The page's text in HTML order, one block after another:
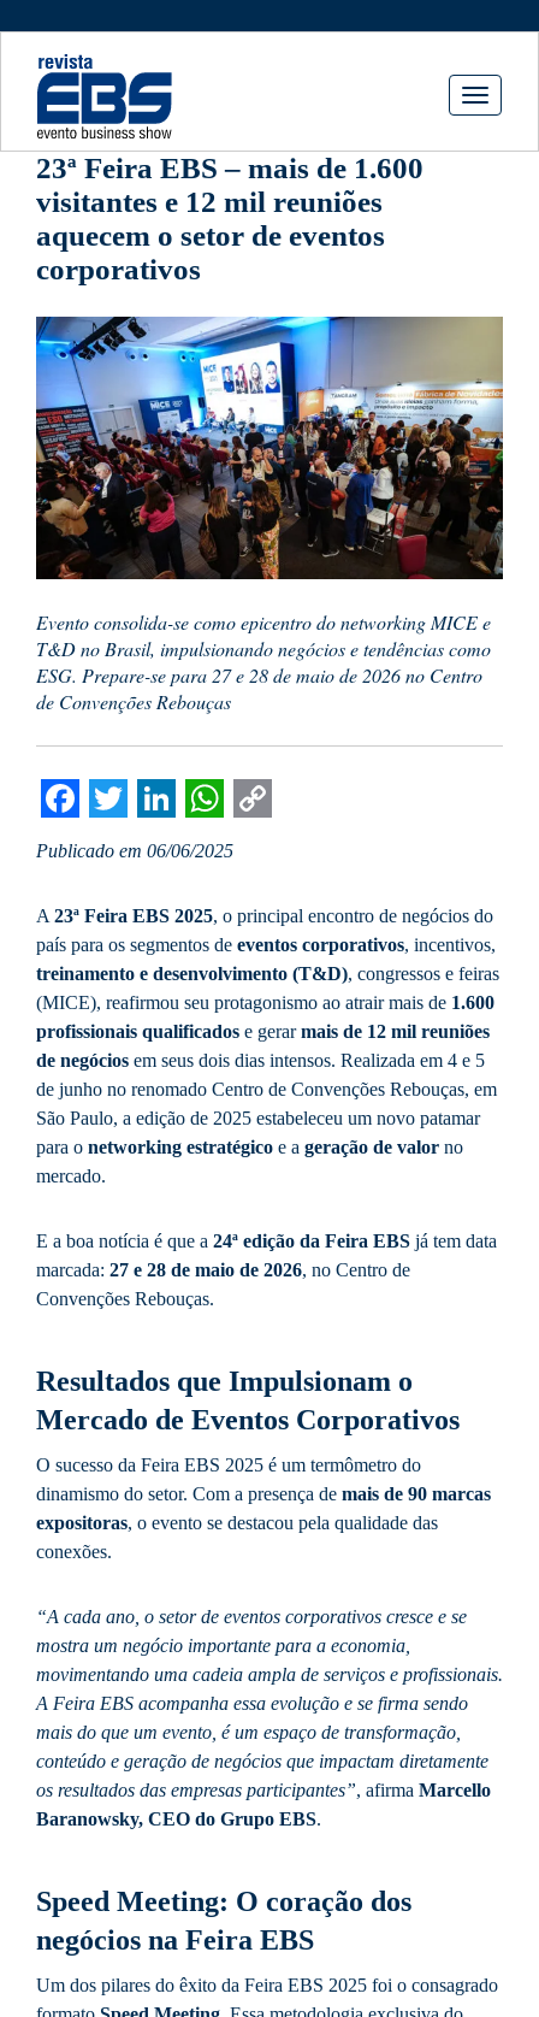
Toggle
23ª Feira EBS – mais de 1.600
visitantes e 12 mil reuniões
aquecem o setor de eventos
corporativos
Evento consolida-se como epicentro do networking MICE e
T&D no Brasil, impulsionando negócios e tendências como
ESG. Prepare-se para 27 e 28 de maio de 2026 no Centro
de Convenções Rebouças
Facebook
Twitter
LinkedIn
WhatsApp
Publicado em 06/06/2025
A 23ª Feira EBS 2025, o principal encontro de negócios do
país para os segmentos de eventos corporativos, incentivos,
treinamento e desenvolvimento (T&D), congressos e feiras
(MICE), reafirmou seu protagonismo ao atrair mais de 1.600
profissionais qualificados e gerarmais de 12 mil reuniões
de negócios em seus dois dias intensos. Realizada em 4 e 5
de junho no renomado Centro de Convenções Rebouças, em
São Paulo, a edição de 2025 estabeleceu um novo patamar
para o networking estratégico e a geração de valor no
mercado.
E a boa notícia é que a 24ª edição da Feira EBS já tem data
marcada: 27 e 28 de maio de 2026, no Centro de
Convenções Rebouças.
Resultados que Impulsionam o
Mercado de Eventos Corporativos
O sucesso da Feira EBS 2025 é um termômetro do
dinamismo do setor. Com a presença de mais de 90 marcas
expositoras, o evento se destacou pela qualidade das
conexões.
“A cada ano, o setor de eventos corporativos cresce e se
mostra um negócio importante para a economia,
movimentando uma cadeia ampla de serviços e profissionais.
A Feira EBS acompanha essa evolução e se firma sendo
mais do que um evento, é um espaço de transformação,
conteúdo e geração de negócios que impactam diretamente
os resultados das empresas participantes”, afirma Marcello
Baranowsky, CEO do Grupo EBS.
Speed Meeting: O coração dos
negócios na Feira EBS
Um dos pilares do êxito da Feira EBS 2025 foi o consagrado